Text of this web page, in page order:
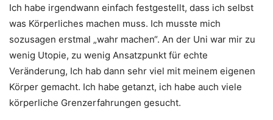
Ich habe irgendwann einfach festgestellt, dass ich selbst
was Körperliches machen muss. Ich musste mich
sozusagen erstmal „wahr machen“. An der Uni war mir zu
wenig Utopie, zu wenig Ansatzpunkt für echte
Veränderung, Ich hab dann sehr viel mit meinem eigenen
Körper gemacht. Ich habe getanzt, ich habe auch viele
körperliche Grenzerfahrungen gesucht.